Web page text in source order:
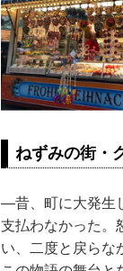
ねずみの街・
―昔、町に大発生
支払わなかった。
い、二度と戻らな